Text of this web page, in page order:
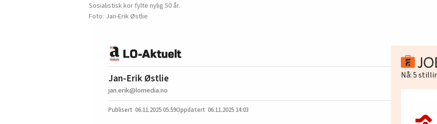
Sosialistisk kor fylte nylig 50 år.
Jan-Erik Østlie
Jan-Erik Østlie
jan.erik@lomedia.no
06.11.202505:59 06.11.2025 14:03
Nå:5